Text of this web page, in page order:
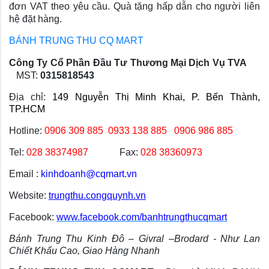
đơn VAT theo yêu cầu. Quà tặng hấp dẫn cho người liên
hệ đặt hàng.
BÁNH TRUNG THU CQ MART
Công Ty Cổ Phần Đầu Tư Thương Mại Dịch Vụ TVA
MST: 0315818543
Địa chỉ:
149 Nguyễn Thị Minh Khai, P. Bến Thành,
TP.HCM
Hotline: 0906 309 885 0933 138 885 0906 986 885
Tel: 028 38374987 Fax: 028 38360973
Email : kinhdoanh@cqmart.vn
Website: trungthu.congquynh.vn
Facebook: www.facebook.com/banhtrungthucqmart
Bánh Trung Thu Kinh Đô – Givral –Brodard - Như Lan
Chiết Khấu Cao, Giao Hàng Nhanh